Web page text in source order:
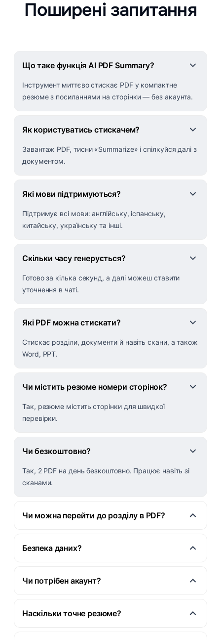
Поширені запитання
Що таке функція AI PDF Summary?
Інструмент миттєво стискає PDF у компактне
резюме з посиланнями на сторінки — без акаунта.
Як користуватись стискачем?
Завантаж PDF, тисни «Summarize» і спілкуйся далі з
документом.
Які мови підтримуються?
Підтримує всі мови: англійську, іспанську,
китайську, українську та інші.
Скільки часу генерується?
Готово за кілька секунд, а далі можеш ставити
уточнення в чаті.
Які PDF можна стискати?
Стискає розділи, документи й навіть скани, а також
Word, PPT.
Чи містить резюме номери сторінок?
Так, резюме містить сторінки для швидкої
перевірки.
Чи безкоштовно?
Так, 2 PDF на день безкоштовно. Працює навіть зі
сканами.
Чи можна перейти до розділу в PDF?
Безпека даних?
Чи потрібен акаунт?
Наскільки точне резюме?